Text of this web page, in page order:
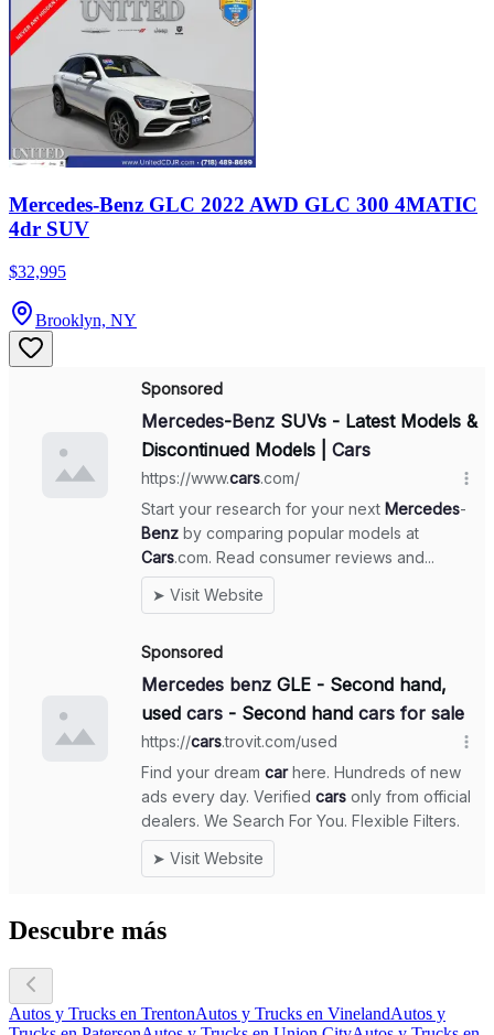
Mercedes-Benz GLC 2022 AWD GLC 300 4MATIC
4dr SUV
$32,995
Brooklyn, NY
Descubre más
Autos y Trucks en TrentonAutos y Trucks en VinelandAutos y